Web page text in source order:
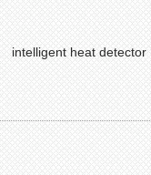
intelligent heat detector